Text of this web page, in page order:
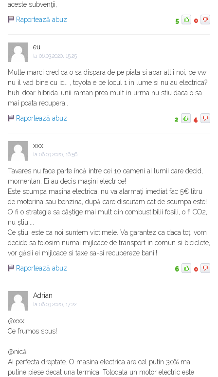
aceste subvenţii,
Raportează abuz
5 0
eu
la 06.03.2020, 15:25
Multe marci cred ca o sa dispara de pe piata si apar altii noi, pe vw
nu il vad bine cu id.. , toyota e pe locul 1 in lume si nu au electrica?
huh..doar hibrida..unii raman prea mult in urma nu stiu daca o sa
mai poata recupera..
Raportează abuz
2 4
xxx
la 06.03.2020, 16:56
Tavares nu face parte încă intre cei 10 oameni ai lumii care decid,
momentan. Ei au decis mașini electrice!
Este scumpa mașina electrica, nu va alarmați imediat fac 5€ litru
de motorina sau benzina, după care discutam cat de scumpa este!
O fi o strategie sa câștige mai mult din combustibilii fosili, o fi CO2,
nu știu....
Ce știu, este ca noi suntem victimele. Va garantez ca daca toți vom
decide sa folosim numai mijloace de transport in comun si biciclete,
vor găsii ei mijloace si taxe sa-si recupereze banii!
Raportează abuz
6 0
Adrian
la 06.03.2020, 17:22
@xxx
Ce frumos spus!
@nică
Ai perfecta dreptate. O masina electrica are cel putin 30% mai
putine piese decat una termica. Totodata un motor electric este